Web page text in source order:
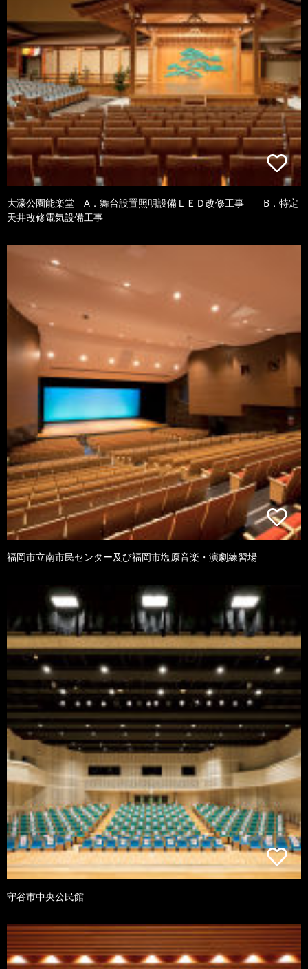
大濠公園能楽堂 A．舞台設置照明設備ＬＥＤ改修工事 B．特定
天井改修電気設備工事
福岡市立南市民センター及び福岡市塩原音楽・演劇練習場
守谷市中央公民館